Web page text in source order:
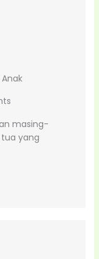
masing-
yang